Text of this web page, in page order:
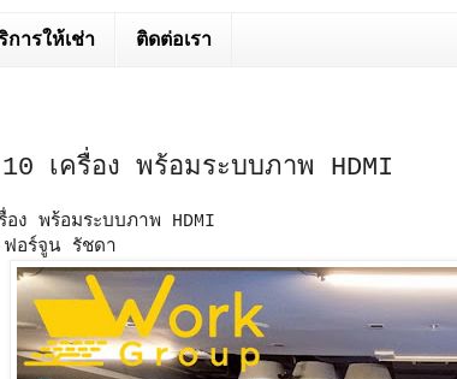
ารให้เช่า ติดต่อเรา
เครื่อง พร้อมระบบภาพ HDMI
ง พร้อมระบบภาพ HDMI
ฟอร์จูน รัชดา